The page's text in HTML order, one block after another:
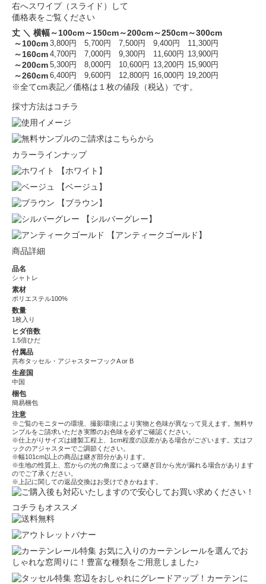
右へスワイプ（スライド）して
価格表をご覧ください
丈 ＼ 横幅～100cm～150cm～200cm～250cm～300cm
～100cm 3,800円 5,700円 7,500円 9,400円 11,300円
～160cm 4,700円 7,000円 9,300円 11,600円 13,900円
～200cm 5,300円 8,000円 10,600円 13,200円 15,900円
～260cm 6,400円 9,600円 12,800円 16,000円 19,200円
※全てcm表記／価格は１枚の値段（税込）です。
採寸方法はコチラ
カラーラインナップ
【ホワイト】
【ベージュ】
【ブラウン】
【シルバーグレー】
【アンティークゴールド】
商品詳細
品名
シャトレ
素材
ポリエステル100%
数量
1枚入り
ヒダ倍数
1.5倍ひだ
付属品
共布タッセル・アジャスターフックA or B
生産国
中国
梱包
簡易梱包
注意
※ご覧のモニターの環境、撮影環境により実物と色味が異なって見えます。無料サ
ンプルをご請求いただき実際のお色味を必ずご確認ください。
※仕上がりサイズは縫製工程上、1cm程度の誤差がある場合がございます。丈はフ
ックのアジャスターでご調節ください。
※幅101cm以上の商品は継ぎ部分があります。
※生地の性質上、窓からの光の角度によって継ぎ目から光が漏れる場合があります
のでご了承ください。
※上記に関しての返品交換はお受けできかねます。
コチラもオススメ
お気に入りのカーテンレールを選んでお
しゃれな窓周りに！豊富な種類をご用意しました♪
窓辺をおしゃれにグレードアップ！カーテンに